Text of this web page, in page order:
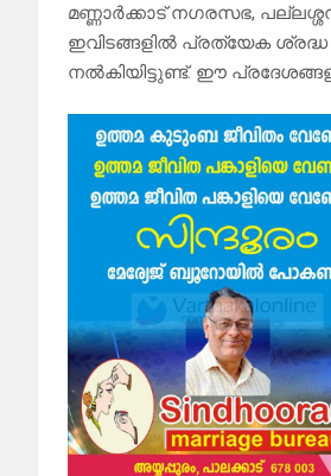
മണ്ണാര്‍ക്കാട് നഗരസഭ,
ഇവിടങ്ങളില്‍ പ്രത്യേക
നല്‍കിയിട്ടുണ്ട്. ഈ